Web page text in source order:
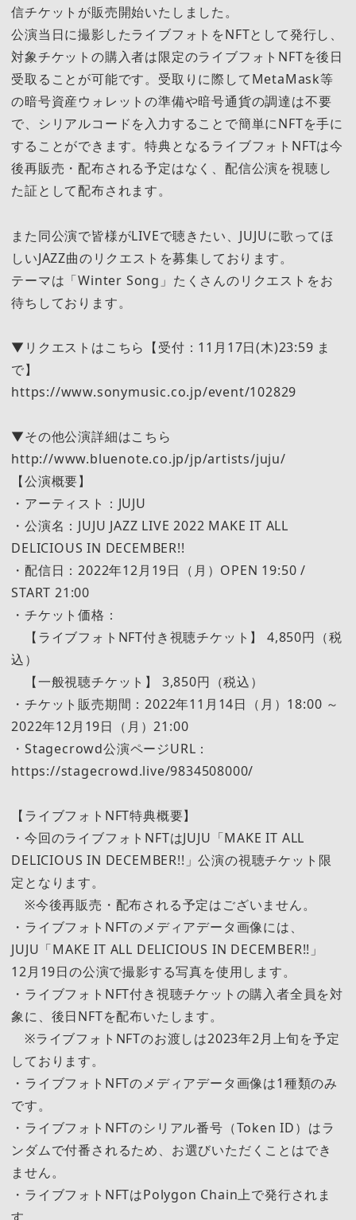
信チケットが販売開始いたしました。
公演当日に撮影したライブフォトをNFTとして発行し、
対象チケットの購入者は限定のライブフォトNFTを後日
受取ることが可能です。受取りに際してMetaMask等
の暗号資産ウォレットの準備や暗号通貨の調達は不要
で、シリアルコードを入力することで簡単にNFTを手に
することができます。特典となるライブフォトNFTは今
後再販売・配布される予定はなく、配信公演を視聴し
た証として配布されます。
また同公演で皆様がLIVEで聴きたい、JUJUに歌ってほ
しいJAZZ曲のリクエストを募集しております。
テーマは「Winter Song」たくさんのリクエストをお
待ちしております。
▼リクエストはこちら【受付：11月17日(木)23:59 ま
で】
https://www.sonymusic.co.jp/event/102829
▼その他公演詳細はこちら
http://www.bluenote.co.jp/jp/artists/juju/
【公演概要】
・アーティスト：JUJU
・公演名：JUJU JAZZ LIVE 2022 MAKE IT ALL
DELICIOUS IN DECEMBER!!
・配信日：2022年12月19日（月）OPEN 19:50 /
START 21:00
・チケット価格：
【ライブフォトNFT付き視聴チケット】 4,850円（税
込）
【一般視聴チケット】 3,850円（税込）
・チケット販売期間：2022年11月14日（月）18:00 ～
2022年12月19日（月）21:00
・Stagecrowd公演ページURL：
https://stagecrowd.live/9834508000/
【ライブフォトNFT特典概要】
・今回のライブフォトNFTはJUJU「MAKE IT ALL
DELICIOUS IN DECEMBER!!」公演の視聴チケット限
定となります。
※今後再販売・配布される予定はございません。
・ライブフォトNFTのメディアデータ画像には、
JUJU「MAKE IT ALL DELICIOUS IN DECEMBER!!」
12月19日の公演で撮影する写真を使用します。
・ライブフォトNFT付き視聴チケットの購入者全員を対
象に、後日NFTを配布いたします。
※ライブフォトNFTのお渡しは2023年2月上旬を予定
しております。
・ライブフォトNFTのメディアデータ画像は1種類のみ
です。
・ライブフォトNFTのシリアル番号（Token ID）はラ
ンダムで付番されるため、お選びいただくことはでき
ません。
・ライブフォトNFTはPolygon Chain上で発行されま